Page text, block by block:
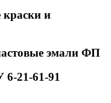
и
эмали ФП
6-21-61-91